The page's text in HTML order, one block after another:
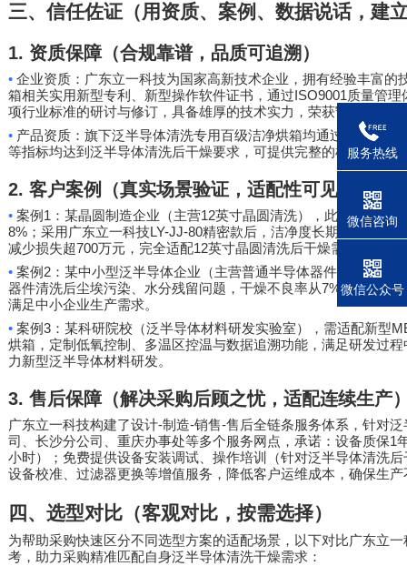
三、信任佐证（用资质、案例、数据说话，建
1. 资质保障（合规靠谱，品质可追溯）
• 企业资质：广东立一科技为国家高新技术企业，拥有经验丰富的
箱相关实用新型专利、新型操作软件证书，通过ISO9001质量管理
项行业标准的研讨与修订，具备雄厚的技术实力，荣获守合同重
• 产品资质：旗下泛半导体清洗专用百级洁净烘箱均通过第三方检
等指标均达到泛半导体清洗后干燥要求，可提供完整的检测报告
2. 客户案例（真实场景验证，适配性可见）
• 案例 1 ：某晶圆制造企业（主营12英寸晶圆清洗），此前因洁净
8%；采用广东立一科技LY-JJ-80精密款后，洁净度长期稳定在百
减少损失超700万元，完全适配12英寸晶圆清洗后干燥需求，符合
• 案例 2：某中小型泛半导体企业（主营普通半导体器件、 PCB清
器件清洗后尘埃污染、水分残留问题，干燥不良率从7% 降至1.6%
满足中小企业生产需求。
• 案例3：某科研院校（泛半导体材料研发实验室），需适配新型
烘箱，定制低氧控制、多温区控温与数据追溯功能，满足研发过
力新型泛半导体材料研发。
3. 售后保障（解决采购后顾之忧，适配连续生产
广东立一科技构建了设计-制造-销售-售后全链条服务体系，针对
司、长沙分公司、重庆办事处等多个服务网点，承诺：设备质保1
小时）；免费提供设备安装调试、操作培训（针对泛半导体清洗
设备校准、过滤器更换等增值服务，降低客户运维成本，确保生
四、选型对比（客观对比，按需选择）
为帮助采购快速区分不同选型方案的适配场景，以下对比广东立
考，助力采购精准匹配自身泛半导体清洗干燥需求：
服务热线
微信咨询
微信公众号